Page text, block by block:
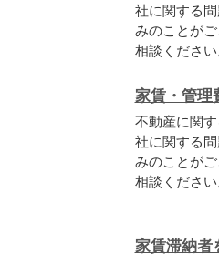
社に関する
みのことが
相談ください
家賃・管理
不動産に関
社に関する
みのことが
相談ください
家賃滞納者